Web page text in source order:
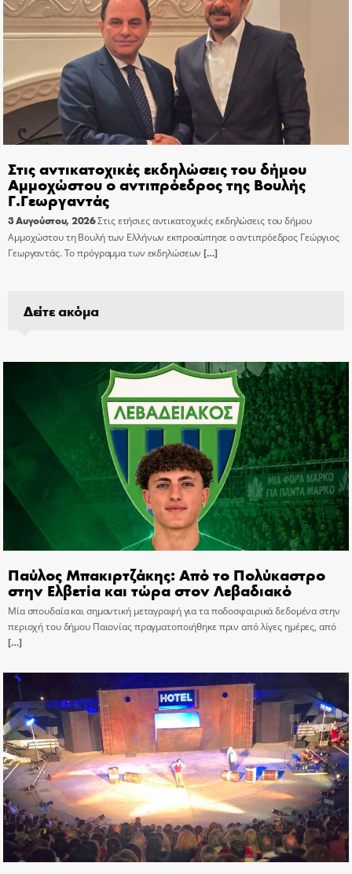
Στις αντικατοχικές εκδηλώσεις του δήμου
Αμμοχώστου ο αντιπρόεδρος της Βουλής
Γ.Γεωργαντάς
3 Αυγούστου, 2026Στις ετήσιες αντικατοχικές εκδηλώσεις του δήμου
Αμμοχώστου τη Βουλή των Ελλήνων εκπροσώπησε ο αντιπρόεδρος Γεώργιος
Γεωργαντάς. Το πρόγραμμα των εκδηλώσεων […]
Δείτε ακόμα
Παύλος Μπακιρτζάκης: Από το Πολύκαστρο
στην Ελβετία και τώρα στον Λεβαδιακό
Μία σπουδαία και σημαντική μεταγραφή για τα ποδοσφαιρικά δεδομένα στην
περιοχή του δήμου Παιονίας πραγματοποιήθηκε πριν από λίγες ημέρες, από
[…]